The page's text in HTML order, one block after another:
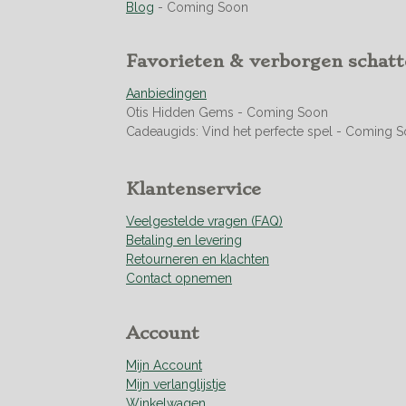
9
2
5
3
6
1
8
8
s
t
e
n
Blog - Coming Soon
Favorieten & verborgen
Aanbiedingen
Otis Hidden Gems - Coming Soon
Cadeaugids: Vind het perfecte spel - Coming
Klantenservice
Veelgestelde vragen (FAQ)
Betaling en levering
Retourneren en klachten
Contact opnemen
Account
Mijn Account
Mijn verlanglijstje
Winkelwagen